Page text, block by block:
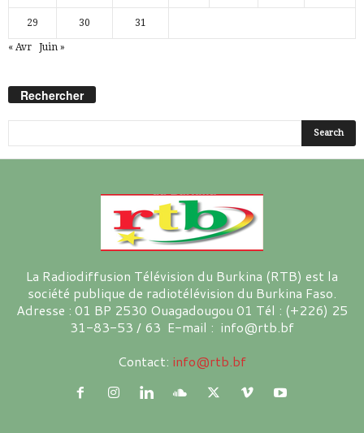
29 30 31
« Avr Juin »
Rechercher
La Radiodiffusion Télévision du Burkina (RTB) est la
société publique de radiotélévision du Burkina Faso.
Adresse : 01 BP 2530 Ouagadougou 01 Tél : (+226) 25
31-83-53 / 63 E-mail : info@rtb.bf
Contact: info@rtb.bf